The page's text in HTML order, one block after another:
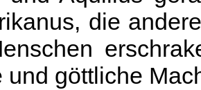
die
und göttliche